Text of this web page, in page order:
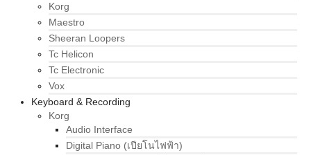
Korg
Maestro
Sheeran Loopers
Tc Helicon
Tc Electronic
Vox
Keyboard & Recording
Korg
Audio Interface
Digital Piano (เปียโนไฟฟ้า)